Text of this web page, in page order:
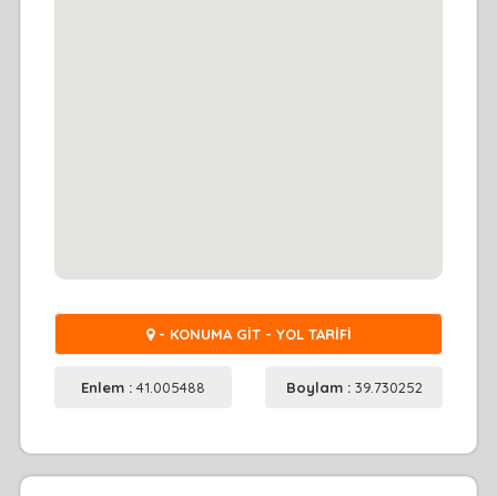
- KONUMA GİT - YOL TARİFİ
Enlem :41.005488 Boylam : 39.730252